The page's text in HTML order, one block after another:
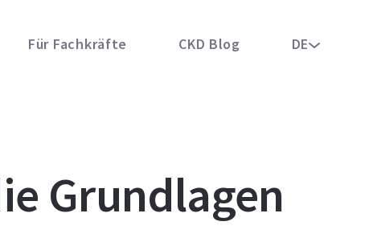
Für Fachkräfte CKD Blog DE
Grundlagen